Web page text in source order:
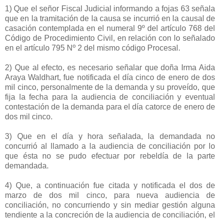
1) Que el señor Fiscal Judicial informando a fojas 63 señala
que en la tramitación de la causa se incurrió en la causal de
casación contemplada en el numeral 9º del artículo 768 del
Código de Procedimiento Civil, en relación con lo señalado
en el artículo 795 Nº 2 del mismo código Procesal.
2) Que al efecto, es necesario señalar que doña Irma Aida
Araya Waldhart, fue notificada el día cinco de enero de dos
mil cinco, personalmente de la demanda y su proveído, que
fija la fecha para la audiencia de conciliación y eventual
contestación de la demanda para el día catorce de enero de
dos mil cinco.
3) Que en el día y hora señalada, la demandada no
concurrió al llamado a la audiencia de conciliación por lo
que ésta no se pudo efectuar por rebeldía de la parte
demandada.
4) Que, a continuación fue citada y notificada el dos de
marzo de dos mil cinco, para nueva audiencia de
conciliación, no concurriendo y sin mediar gestión alguna
tendiente a la concreción de la audiencia de conciliación, el